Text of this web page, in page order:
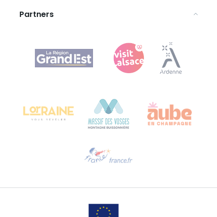
Agence Régionale du Tourisme Grand Est
Bureau de Colmar (hoofdkantoor)
Stuur ons een e-mail
Partners